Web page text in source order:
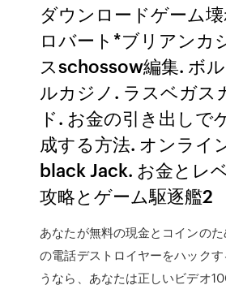
ダウンロードゲーム
ロバート*ブリアンカ
スschossow編集. ボ
ルカジノ. ラスベガス
ド. お金の引き出しで
成する方法. オンライ
black Jack. お金とレ
攻略とゲーム駆逐艦2
あなたが無料の現金とコインの
の電話デストロイヤーをハック
うなら、あなたは正しいビデオ